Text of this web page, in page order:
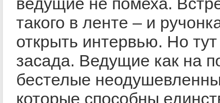
такого в ленте – и
открыть интервью. Но тут
засада. Ведущие как на
бестелые
которые способны